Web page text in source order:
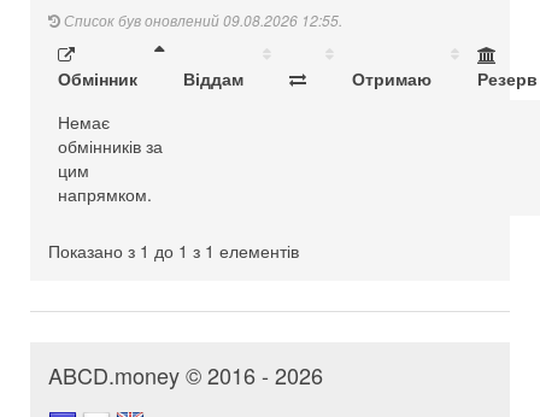
Список був оновлений 09.08.2026 12:55.
Обмінник Віддам Отримаю
Резерв
Немає
обмінників за
цим
напрямком.
Показано з 1 до 1 з 1 елементів
ABCD.money © 2016 - 2026